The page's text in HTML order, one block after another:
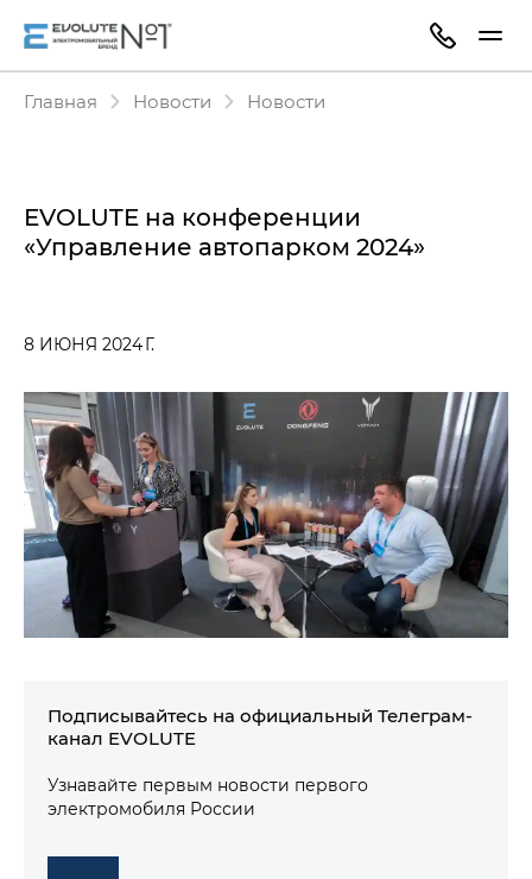
Главная Новости Новости
EVOLUTE на конференции
«Управление автопарком 2024»
8 ИЮНЯ 2024 Г.
Подписывайтесь на официальный Телеграм-
канал EVOLUTE
Узнавайте первым новости первого
электромобиля России